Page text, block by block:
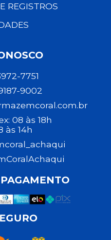
REGISTROS
7751
9002
08 às 18h
às 14h